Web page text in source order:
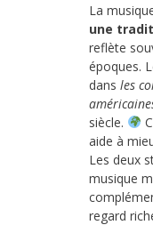
La
une
reflète
époques.
dans les
siècle.
aide à
Les deux
musique
regard